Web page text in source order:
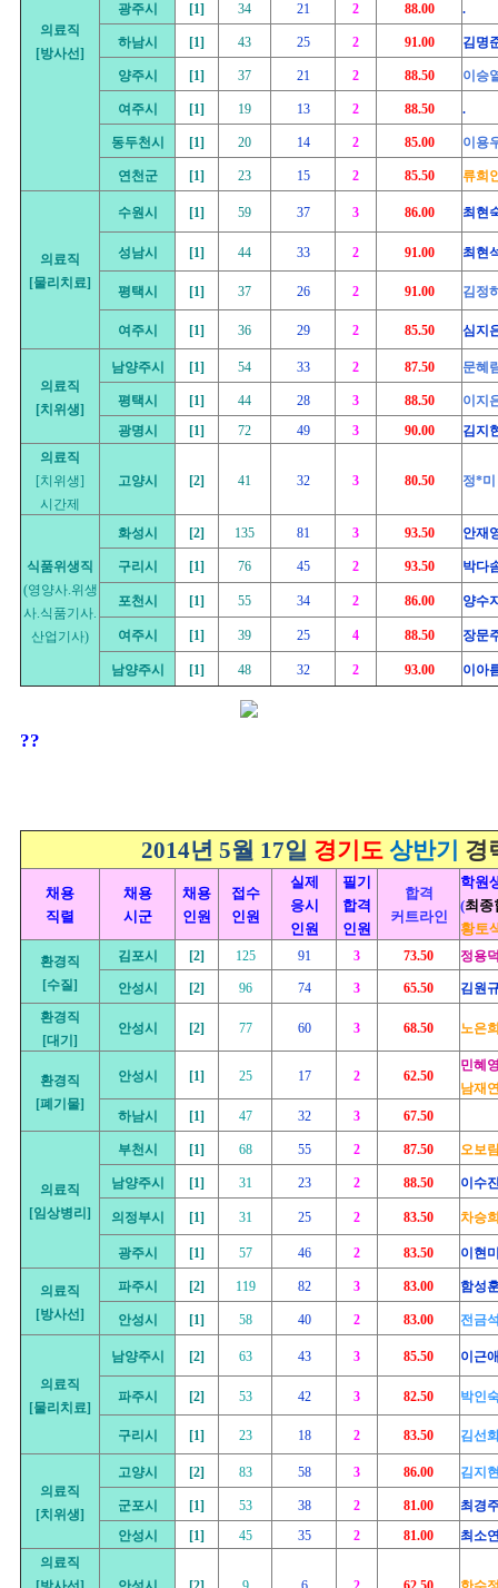
의료직
[방사선]
광주시 [1] 34 21 2 88.00 .
하남시 [1] 43 25 2 91.00 김명
양주시 [1] 37 21 2 88.50 이승
여주시 [1] 19 13 2 88.50 .
동두천시 [1] 20 14 2 85.00 이용
연천군 [1] 23 15 2 85.50 류희
의료직
[물리치료]
수원시 [1] 59 37 3 86.00 최현
성남시 [1] 44 33 2 91.00 최현
평택시 [1] 37 26 2 91.00 김정
여주시 [1] 36 29 2 85.50 심지
의료직
[치위생]
남양주시 [1] 54 33 2 87.50 문혜
평택시 [1] 44 28 3 88.50
이지
광명시
[1] 72 49 3 90.00
김지
의료직
[치위생]
시간제
고양시 [2] 41 32 3 80.50 정*미
식품위생직
(영양사.위생
사.식품기사.
산업기사)
화성시 [2] 135 81 3 93.50 안재
구리시 [1] 76 45 2 93.50 박다
포천시 [1] 55 34 2 86.00 양수
여주시 [1] 39 25 4 88.50 장문
남양주시 [1] 48 32 2 93.00 이아
??
2014년 5월 17일 경기도 상반기 경
채용
직렬
채용
시군
채용
인원
접수
인원
실제
응시
인원
필기
합격
인원
합격
커트라인
학원
(최종
황토
환경직
[수질]
김포시 [2] 125 91 3 73.50 정용
안성시 [2] 96 74 3 65.50
김원
환경직
[대기]
안성시 [2] 77 60 3 68.50 노은
환경직
[폐기물]
안성시 [1] 25 17 2 62.50
민혜
남재
하남시
[1] 47 32 3 67.50
의료직
[임상병리]
부천시 [1] 68 55 2 87.50 오보
남양주시 [1] 31 23 2 88.50 이수
의정부시 [1] 31 25 2 83.50 차승
광주시 [1] 57 46 2 83.50 이현
의료직
[방사선]
파주시 [2] 119 82 3 83.00 함성
안성시 [1] 58 40 2 83.00 전금
의료직
[물리치료]
남양주시 [2] 63 43 3 85.50 이근
파주시 [2] 53 42 3 82.50 박인
구리시 [1] 23 18 2 83.50 김선
의료직
[치위생]
고양시 [2] 83 58 3 86.00 김지
군포시 [1] 53 38 2 81.00
최경
안성시
[1] 45 35 2 81.00
최소
의료직